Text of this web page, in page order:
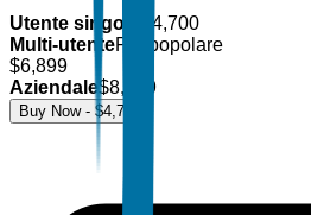
Utente singolo
4,700
Multi-utentePiù popolare
$6,899
Aziendale$8,499
Buy Now - $4,700